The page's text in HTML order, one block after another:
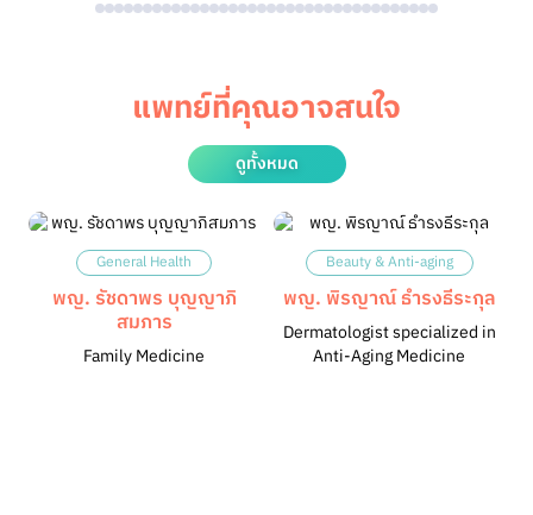
แพทย์ที่คุณอาจสนใจ
ดูทั้งหมด
General Health
พญ. รัชดาพร​ บุญญา​ภิ​
สมภาร​
Family Medicine
Beauty & Anti-aging
พญ. พิรญาณ์ ธำรงธีระกุล
Dermatologist specialized in
Anti-Aging Medicine